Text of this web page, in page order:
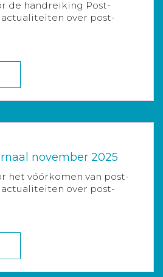
de handreiking Post-
actualiteiten over post-
november 2025
het vóórkomen van post-
actualiteiten over post-